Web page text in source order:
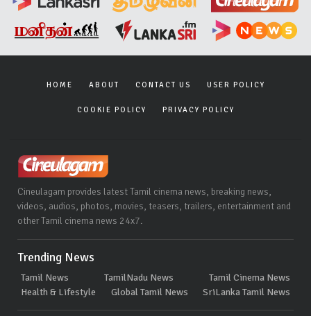
HOME ABOUT CONTACT US USER POLICY
COOKIE POLICY PRIVACY POLICY
Cineulagam provides latest Tamil cinema news, breaking news,
videos, audios, photos, movies, teasers, trailers, entertainment and
other Tamil cinema news 24x7.
Trending News
Tamil News TamilNadu News
Tamil Cinema News
Health & Lifestyle
Global Tamil News SriLanka Tamil News